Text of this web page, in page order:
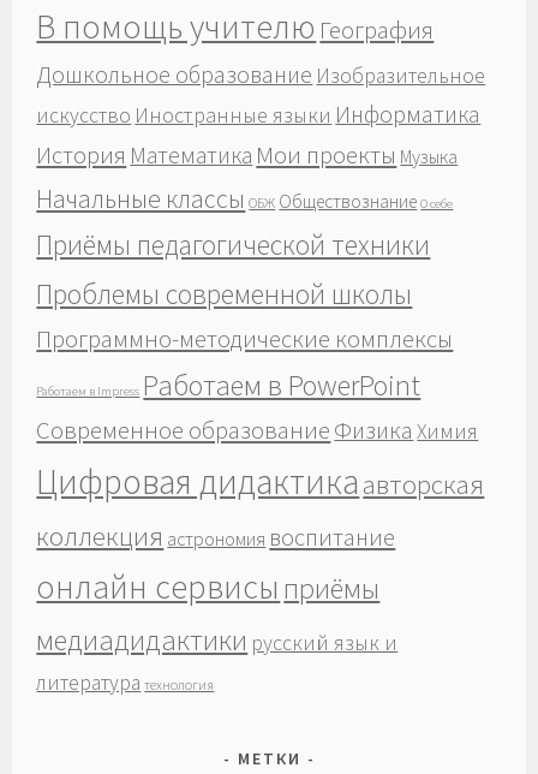
В помощь учителю География
Дошкольное образование Изобразительное
искусство Иностранные языки Информатика
История Математика Мои проекты Музыка
Начальные классы ОБЖ Обществознание О себе
Приёмы педагогической техники
Проблемы современной школы
Программно-методические комплексы
Работаем в Impress Работаем в PowerPoint
Современное образование Физика Химия
Цифровая дидактика авторская
коллекция астрономия воспитание
онлайн сервисы приёмы
медиадидактики русский язык и
литература технология
МЕТКИ